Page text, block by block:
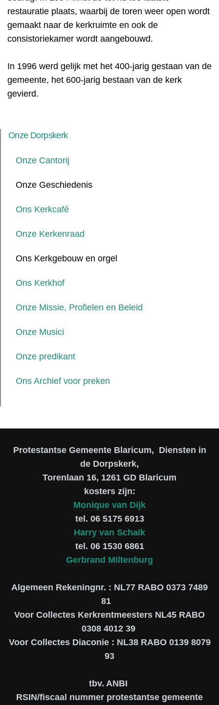
restauratie plaats, waarbij de toren weer open wordt
gemaakt naar de kerkruimte en ook de
consistoriekamer wordt aangebouwd.
In 1996 werd gelijk met het 400-jarig gestaan van de
gemeente, het 600-jarig bestaan van de kerk
gevierd.
Onze Dorpskerk
Onze Cantorij
Onze Geschiedenis
Ons Kerkcafé
Onze Kerkenraad
Ons Kerkgebouw en orgel
Ons Kerkhof
Onze Missie, Profielen en Beleid
Onze Musici
Onze predikant
Ons Archief voor preken
Protestantse Gemeente Blaricum, Diensten in
de Dorpskerk,
Torenlaan 16, 1261 GD Blaricum
kosters zijn:
Monique van Dijk
tel. 06 5175 6913
Harry van Schaik
tel. 06 1530 6861
Gerbrand Miltenburg
Algemeen Rekeningnr. : NL77 RABO 0373 7489
81
Voor Collectes Kerkrentmeesters NL45 RABO
0308 4012 39
Voor Collectes Diaconie : NL38 RABO 0139 8079
93
tbv. ANBI
RSIN/fiscaal nummer protestantse gemeente